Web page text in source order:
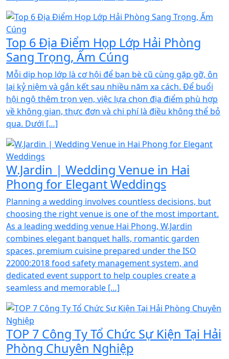
Top 6 Địa Điểm Họp Lớp Hải Phòng
Sang Trọng, Ấm Cúng
Mỗi dịp họp lớp là cơ hội để bạn bè cũ cùng gặp gỡ, ôn
lại kỷ niệm và gắn kết sau nhiều năm xa cách. Để buổi
hội ngộ thêm trọn vẹn, việc lựa chọn địa điểm phù hợp
về không gian, thực đơn và chi phí là điều không thể bỏ
qua. Dưới […]
W.Jardin | Wedding Venue in Hai
Phong for Elegant Weddings
Planning a wedding involves countless decisions, but
choosing the right venue is one of the most important.
As a leading wedding venue Hai Phong, W.Jardin
combines elegant banquet halls, romantic garden
spaces, premium cuisine prepared under the ISO
22000:2018 food safety management system, and
dedicated event support to help couples create a
seamless and memorable […]
TOP 7 Công Ty Tổ Chức Sự Kiện Tại Hải
Phòng Chuyên Nghiệp